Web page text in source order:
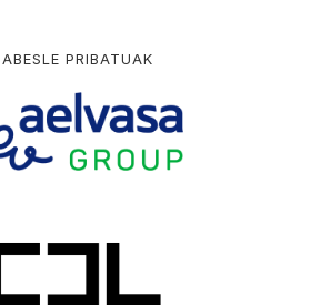
PRIBATUAK